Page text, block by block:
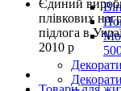
Єдиний
плівкових
підлога в
2010 р